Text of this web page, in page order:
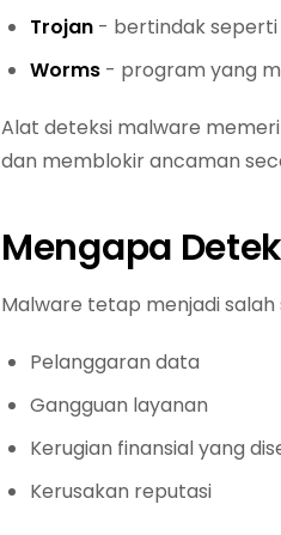
Trojan - bertindak
Worms - program yang
Alat deteksi malware
dan memblokir ancaman
Mengapa
Malware tetap menjadi
Pelanggaran data
Gangguan layanan
Kerugian finansial yang
Kerusakan reputasi